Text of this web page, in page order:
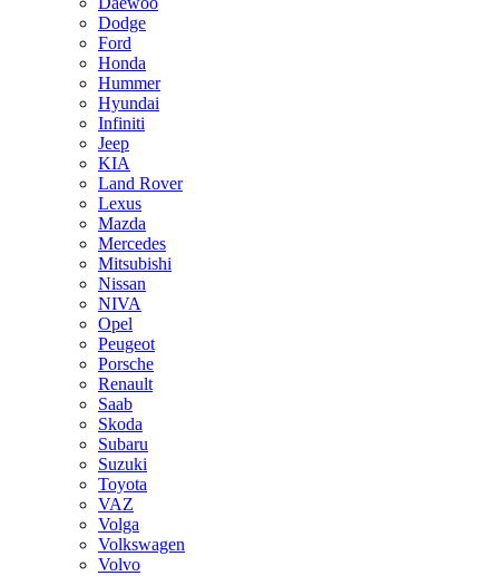
Dodge
Ford
Honda
Hummer
Hyundai
Infiniti
Jeep
KIA
Land Rover
Lexus
Mazda
Mercedes
Mitsubishi
Nissan
NIVA
Opel
Peugeot
Porsche
Renault
Saab
Skoda
Subaru
Suzuki
Toyota
VAZ
Volga
Volkswagen
Volvo